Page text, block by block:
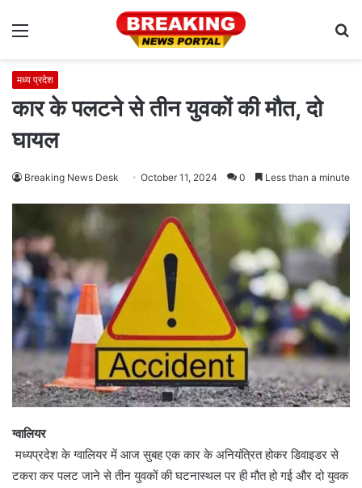
Menu
मध्य प्रदेश
कार के पलटने से तीन युवकों की मौत, दो
घायल
Breaking News Desk October 11, 2024 0 Less than a minute
ग्वालियर
मध्यप्रदेश के ग्वालियर में आज सुबह एक कार के अनियंत्रित होकर डिवाइडर से
टकरा कर पलट जाने से तीन युवकों की घटनास्थल पर ही मौत हो गई और दो युवक